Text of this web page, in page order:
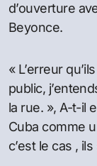
d’ouverture
Beyonce.
« L’erreur
public,
la rue. », A-t-il
Cuba comme
c’est le cas ,